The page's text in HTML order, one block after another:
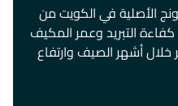
الأصلية في الكويت من
التبريد وعمر المكيف
أشهر الصيف وارتفاع